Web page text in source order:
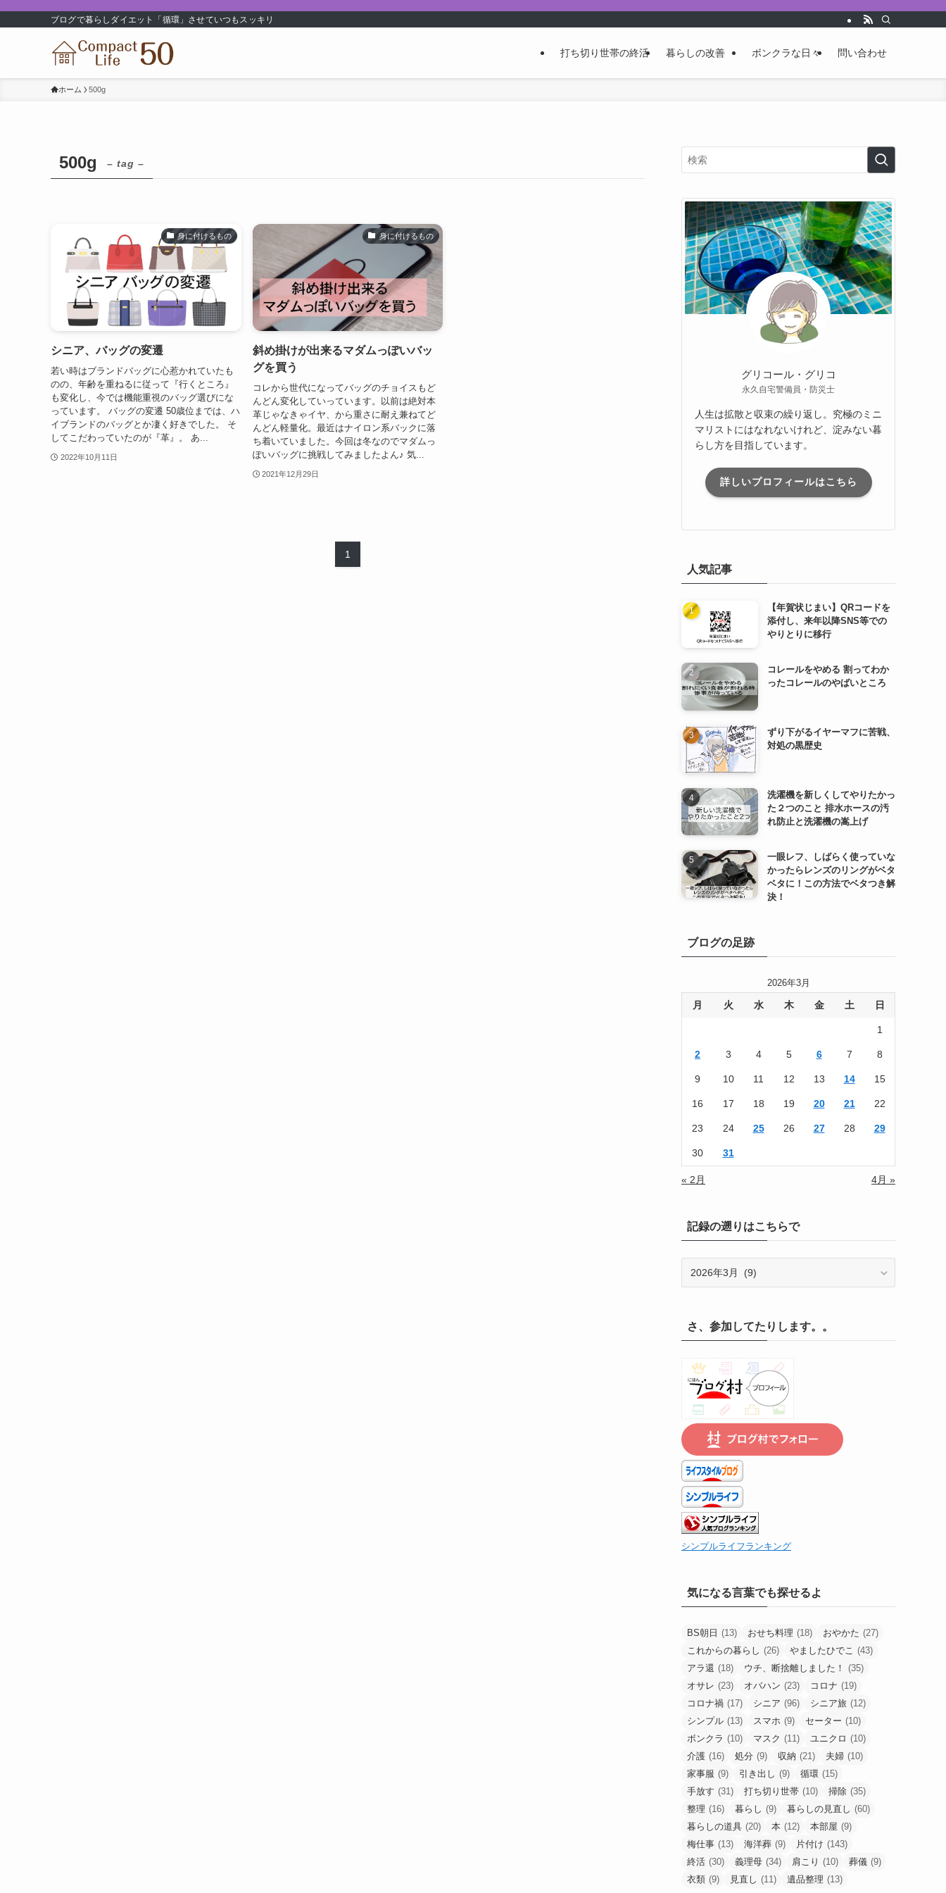
ブログで暮らしダイエット「循環」させていつもスッキリ
打ち切り世帯の終活 暮らしの改善 ボンクラな日々 問い合わせ
ホーム 500g
500g – tag –
身に付けるもの
シニア、バッグの変遷
若い時はブランドバッグに心惹かれていたも
のの、年齢を重ねるに従って『行くところ』
も変化し、今では機能重視のバッグ選びにな
っています。 バッグの変遷 50歳位までは、ハ
イブランドのバッグとか凄く好きでした。 そ
してこだわっていたのが『革』。 あ...
2022年10月11日
身に付けるもの
斜め掛けが出来るマダムっぽいバッ
グを買う
コレから世代になってバッグのチョイスもど
んどん変化していっています。以前は絶対本
革じゃなきゃイヤ、から重さに耐え兼ねてど
んどん軽量化。最近はナイロン系バックに落
ち着いていました。今回は冬なのでマダムっ
ぽいバッグに挑戦してみましたよん♪ 気...
2021年12月29日
1
グリコール・グリコ
永久自宅警備員・防災士
人生は拡散と収束の繰り返し。究極のミニ
マリストにはなれないけれど、淀みない暮
らし方を目指しています。
詳しいプロフィールはこちら
人気記事
【年賀状じまい】QRコードを
添付し、来年以降SNS等での
やりとりに移行
コレールをやめる 割ってわか
ったコレールのやばいところ
ずり下がるイヤーマフに苦戦、
対処の黒歴史
洗濯機を新しくしてやりたかっ
た２つのこと 排水ホースの汚
れ防止と洗濯機の嵩上げ
一眼レフ、しばらく使っていな
かったらレンズのリングがベタ
ベタに！この方法でベタつき解
決！
ブログの足跡
2026年3月
月 火 水 木 金 土 日
1
2 3 4 5 6 7 8
9 10 11 12 13 14 15
16 17 18 19 20 21 22
23 24 25 26 27 28 29
30 31
« 2月 4月 »
記録の遡りはこちらで
り
は
こ
ち
ら
で
さ、参加してたりします。。
シンプルライフランキング
気になる言葉でも探せるよ
BS朝日 (13) おせち料理 (18) おやかた (27)
これからの暮らし (26) やましたひでこ (43)
アラ還 (18) ウチ、断捨離しました！
(35)
オサレ (23) オバハン (23) コロナ (19)
コロナ禍 (17) シニア (96) シニア旅 (12)
シンプル (13) スマホ (9) セーター (10)
ボンクラ (10) マスク (11) ユニクロ (10)
介護 (16) 処分 (9) 収納 (21) 夫婦 (10)
家事服 (9) 引き出し (9) 循環 (15)
手放す (31) 打ち切り世帯 (10) 掃除 (35)
整理 (16) 暮らし (9) 暮らしの見直し (60)
暮らしの道具 (20) 本 (12) 本部屋 (9)
梅仕事 (13) 海洋葬 (9) 片付け (143)
終活 (30) 義理母 (34) 肩こり (10) 葬儀 (9)
衣類 (9) 見直し (11) 遺品整理 (13)